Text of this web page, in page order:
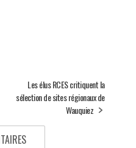
Les élus RCES critiquent la
sélection de sites régionaux de
Wauquiez